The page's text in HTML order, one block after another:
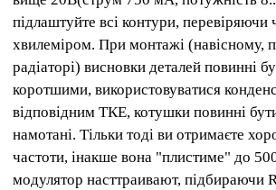
підлаштуйте всі контури, перевіряючи
хвилеміром. При монтажі (навісному,
радіаторі) висновки деталей повинні
коротшими, використовуватися
відповідним ТКЕ, котушки повинні
намотані. Тільки тоді ви отримаєте
частоти, інакше вона "плистиме" до
модулятор насттраивают, підбираючи